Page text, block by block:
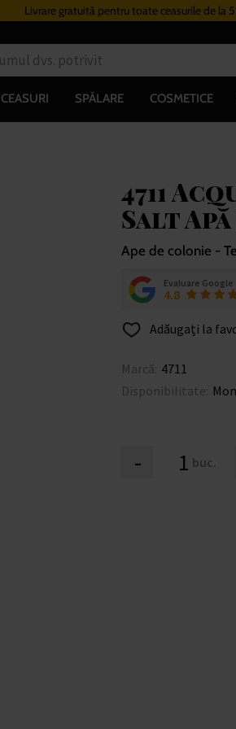
Livrare gratuită pentru toate ceasurile de la
CEASURI SPĂLARE COSMETICE
4711
Salt
Ape de colonie -
Evaluare Google
4.8
Adăugați la
Marcă: 4711
Disponibilitate:
- buc.